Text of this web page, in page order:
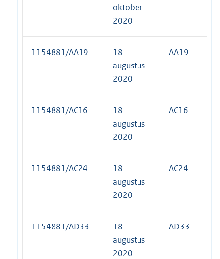
oktober
2020
1154881/AA19
18
augustus
2020
AA19
1154881/AC16
18
augustus
2020
AC16
1154881/AC24
18
augustus
2020
AC24
1154881/AD33
18
augustus
2020
AD33